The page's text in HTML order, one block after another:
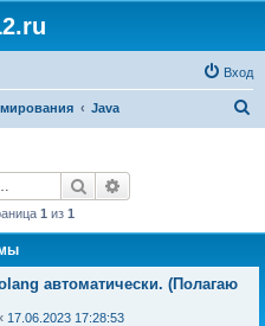
Вход
Java
Поиск
1 из 1
автоматически. (Полагаю
17.06.2023 17:28:53